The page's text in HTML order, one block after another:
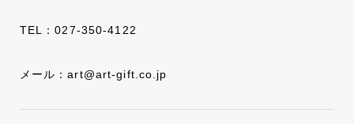
TEL：027-350-4122
メール：art@art-gift.co.jp